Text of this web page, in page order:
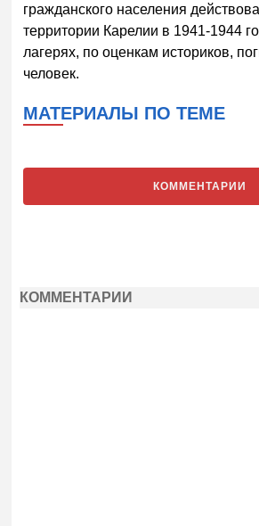
гражданского населения
территории Карелии в 1941-1944
лагерях, по оценкам историков,
человек.
МАТЕРИАЛЫ ПО ТЕМЕ
КОММЕНТАРИИ
КОММЕНТАРИИ